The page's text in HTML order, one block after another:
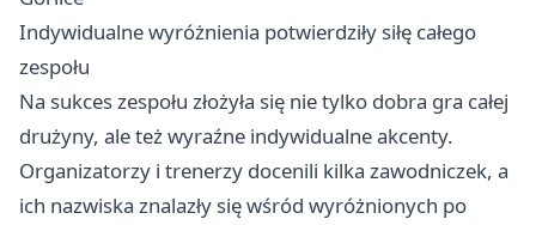
Indywidualne wyróżnienia potwierdziły siłę całego
zespołu
Na sukces zespołu złożyła się nie tylko dobra gra całej
drużyny, ale też wyraźne indywidualne akcenty.
Organizatorzy i trenerzy docenili kilka zawodniczek, a
ich nazwiska znalazły się wśród wyróżnionych po